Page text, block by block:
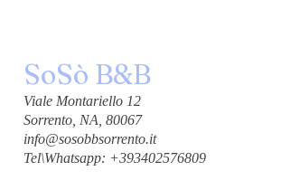
SoSò B&B
Viale Montariello 12
Sorrento, NA, 80067
info@sosobbsorrento.it
Tel\Whatsapp: +393402576809